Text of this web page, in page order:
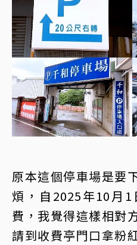
原本這個停車場是要
煩，自2025年10月
費，我覺得這樣相對
請到收費亭門口拿粉